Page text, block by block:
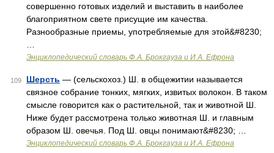
совершенно готовых изделий и выставить в наиболее
благоприятном свете присущие им качества.
Разнообразные приемы, употребляемые для этой&#8230;
Энциклопедический словарь Ф.А. Брокгауза и И.А. Ефрона
109 Шерсть — (сельскохоз.) Ш. в общежитии называется
связное собрание тонких, мягких, извитых волокон. В таком
смысле говорится как о растительной, так и животной Ш.
Ниже будет рассмотрена только животная Ш. и главным
образом Ш. овечья. Под Ш. овцы понимают&#8230; …
Энциклопедический словарь Ф.А. Брокгауза и И.А. Ефрона